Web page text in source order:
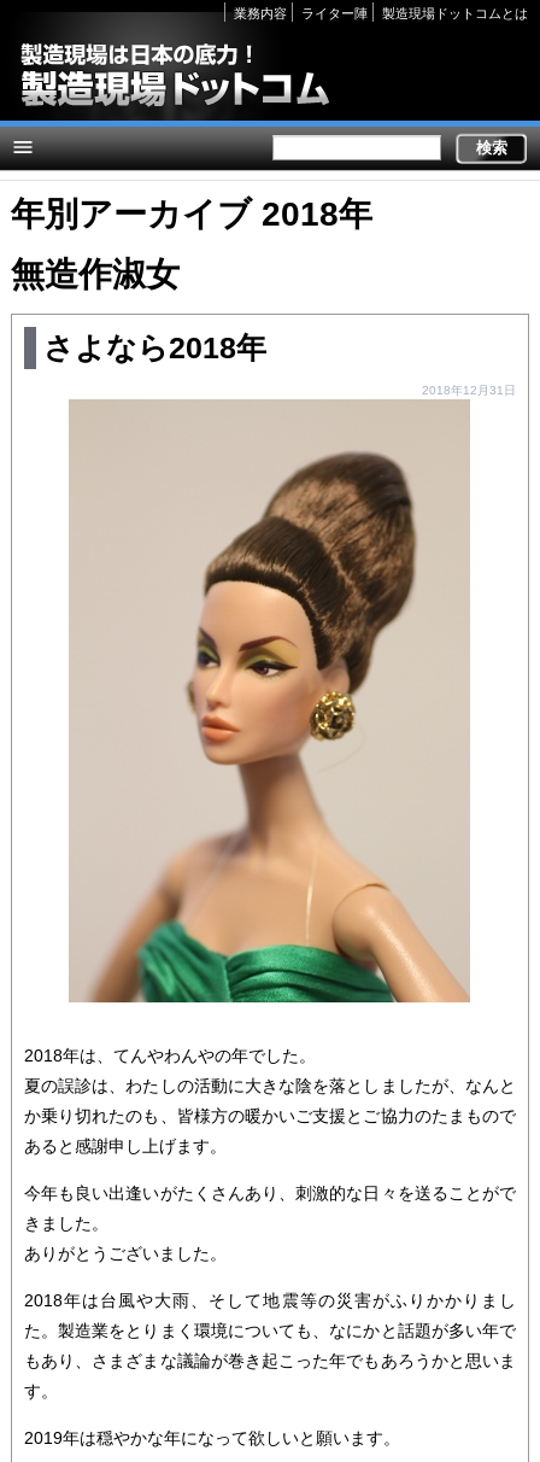
Secondary
links
業務内容 ライター陣 製造現場ドットコムとは
年別アーカイブ 2018年
無造作淑女
さよなら2018年
2018年12月31日
2018年は、てんやわんやの年でした。
夏の誤診は、わたしの活動に大きな陰を落としましたが、なんと
か乗り切れたのも、皆様方の暖かいご支援とご協力のたまもので
あると感謝申し上げます。
今年も良い出逢いがたくさんあり、刺激的な日々を送ることがで
きました。
ありがとうございました。
2018年は台風や大雨、そして地震等の災害がふりかかりまし
た。製造業をとりまく環境についても、なにかと話題が多い年で
もあり、さまざまな議論が巻き起こった年でもあろうかと思いま
す。
2019年は穏やかな年になって欲しいと願います。